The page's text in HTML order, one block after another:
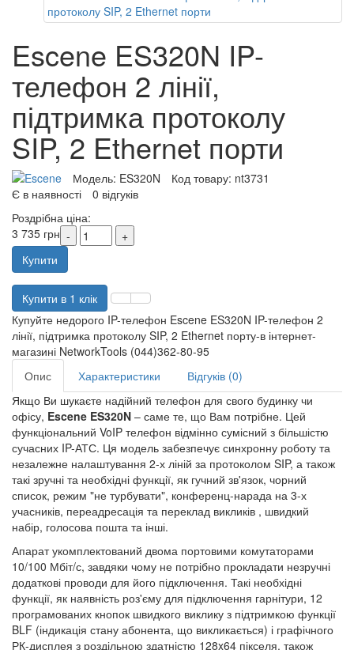
Escene ES320N IP-
телефон 2 лінії,
підтримка протоколу
SIP, 2 Ethernet порти
Модель: ES320N Код товару: nt3731
Є в наявності
0 відгуків
Роздрібна ціна:
3 735 грн
Купити
Купити в 1 клік
Купуйте недорого IP-телефон Escene ES320N IP-телефон 2
лінії, підтримка протоколу SIP, 2 Ethernet порту-в інтернет-
магазині NetworkTools (044)362-80-95
Опис
Характеристики
Відгуків (0)
Якщо Ви шукаєте надійний телефон для свого будинку чи
офісу, Escene ES320N – саме те, що Вам потрібне. Цей
функціональний VoIP телефон відмінно сумісний з більшістю
сучасних IP-АТС. Ця модель забезпечує синхронну роботу та
незалежне налаштування 2-х ліній за протоколом SIP, а також
такі зручні та необхідні функції, як гучний зв'язок, чорний
список, режим "не турбувати", конференц-нарада на 3-х
учасників, переадресація та переклад викликів , швидкий
набір, голосова пошта та інші.
Апарат укомплектований двома портовими комутаторами
10/100 Мбіт/с, завдяки чому не потрібно прокладати незручні
додаткові проводи для його підключення. Такі необхідні
функції, як наявність роз'єму для підключення гарнітури, 12
програмованих кнопок швидкого виклику з підтримкою функції
BLF (індикація стану абонента, що викликається) і графічного
РК-дисплея з роздільною здатністю 128x64 пікселя, також